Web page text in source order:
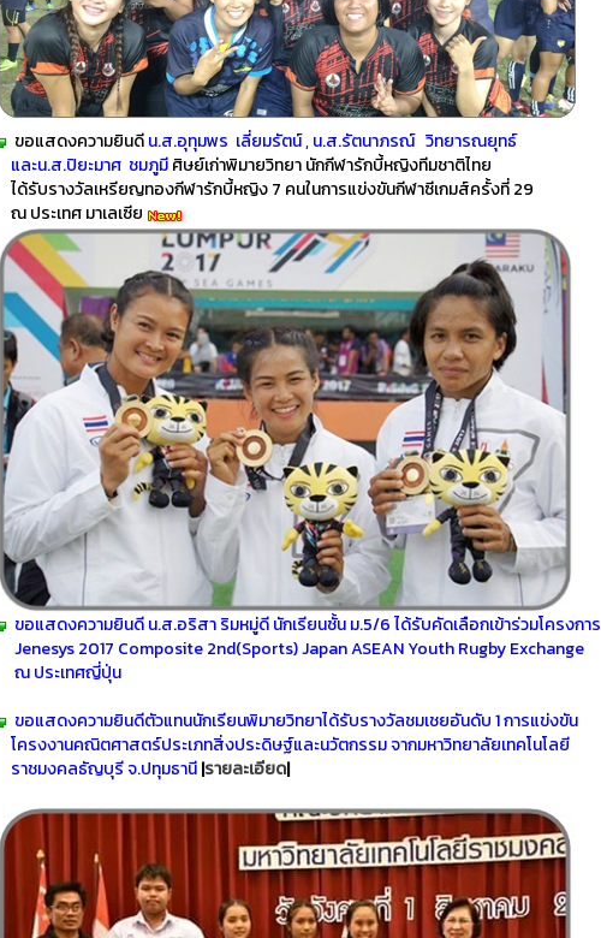
ขอแสดงความยินดีน.ส.อุทุมพร เลี่ยมรัตน์ , น.ส.รัตนาภรณ์ วิทยารณยุทธ์
และน.ส.ปิยะมาศ ชมภูมีศิษย์เก่าพิมายวิทยา นักกีฬารักบี้หญิงทีมชาติไทย
ได้รับรางวัลเหรียญทองกีฬารักบี้หญิง 7 คนในการแข่งขันกีฬาซีเกมส์ครั้งที่ 29
ณ ประเทศ มาเลเซีย
ขอแสดงความยินดี น.ส.อริสา ริมหมู่ดี นักเรียนชั้น ม.5/6 ได้รับคัดเลือกเข้าร่วมโครงการ
Jenesys 2017 Composite 2nd(Sports) Japan ASEAN Youth Rugby Exchange
ณ ประเทศญี่ปุ่น
ขอแสดงความยินดีตัวแทนนักเรียนพิมายวิทยาได้รับรางวัลชมเชยอันดับ 1การแข่งขัน
โครงงานคณิตศาสตร์ประเภทสิ่งประดิษฐ์และนวัตกรรม จากมหาวิทยาลัยเทคโนโลยี
ราชมงคลธัญบุรี จ.ปทุมธานี|รายละเอียด|